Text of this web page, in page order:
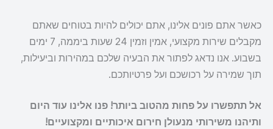
כאשר אתם פונים אלינו, אתם יכולים להיות בטוחים שאתם
מקבלים שירות מקצועי, אמין וזמין 24 שעות ביממה, 7 ימים
בשבוע. אנו נדאג לפתור את הבעיה שלכם במהירות וביעילות,
תוך שמירה על רכושכם ועל פרטיותכם.
אל תתפשרו על פחות מהטוב ביותר! פנו אלינו עוד היום
ותיהנו משירותי מנעולן חירום איכותיים ומקצועיים!